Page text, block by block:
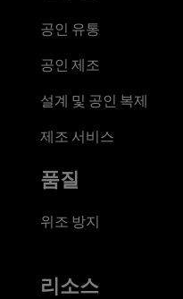
공인 유통
공인 제조
설계 및 공인 복제
제조 서비스
품질
위조 방지
리소스